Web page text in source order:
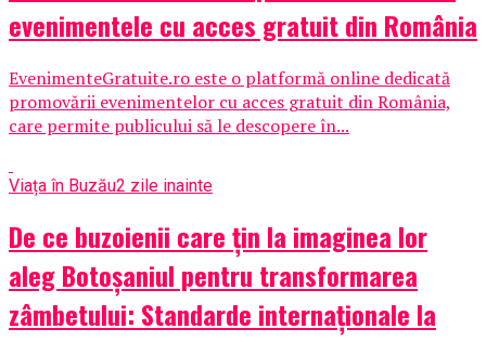
evenimentele cu acces gratuit din România
EvenimenteGratuite.ro este o platformă online dedicată
promovării evenimentelor cu acces gratuit din România,
care permite publicului să le descopere în...
Viața în Buzău2 zile inainte
De ce buzoienii care țin la imaginea lor
aleg Botoșaniul pentru transformarea
zâmbetului: Standarde internaționale la